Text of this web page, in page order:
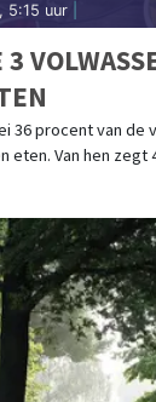
5:15 uur
36 procent van
eten. Van hen zegt